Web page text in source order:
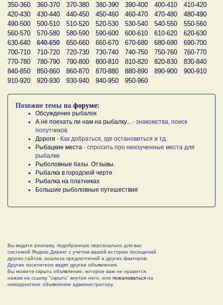
350-360
360-370 370-380 380-390 390-400 400-410
410-420
420-430
430-440 440-450 450-460 460-470 470-480
480-490
490-500
500-510 510-520 520-530 530-540 540-550
550-560
560-570
570-580 580-590 590-600 600-610 610-620
620-630
630-640
640-650 650-660 660-670 670-680 680-690
690-700
700-710
710-720 720-730 730-740 740-750 750-760
760-770
770-780
780-790 790-800 800-810 810-820 820-830
830-840
840-850
850-860 860-870 870-880 880-890 890-900
900-910
910-920
920-930 930-940 940-950 950-960
Похожие темы на форуме:
Обсуждение рыбалок
А не поехать ли нам на рыбалку...
- знакомства, поиск
попутчиков
Дороги - Как добраться, где остановиться и тд.
Рыбацкие места - спросить про неизученные места для
рыбалки
Рыболовные базы. Отзывы.
Рыбалка в городской черте
Рыбалка на платниках
Большие рыболовные путешествия
Вы видите рекламу, подобранную персонально для вас
системой Яндекс.Директ с учетом вашей истории посещений
других сайтов, анализа предпочтений и других факторов.
Другие посетители видят другие объявления.
Вы можете скрыть объявление, которое вам не нравится,
нажав на ссылку "скрыть" внутри него, или пожаловаться на
некорректное объявление администратору.